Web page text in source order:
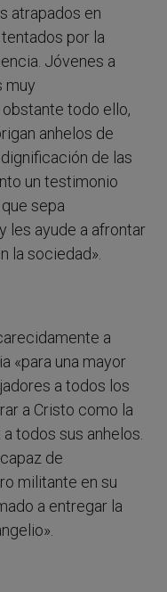
atrapados en
por la
Jóvenes a
muy
todo ello,
anhelos de
de las
un testimonio
sepa
les ayude a afrontar
la sociedad».
a
«para una mayor
a todos los
a Cristo como la
todos sus anhelos.
de
militante en su
a entregar la